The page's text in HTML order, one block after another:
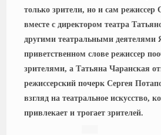
только зрители, но и сам режиссер
вместе с директором театра
другими театральными деятелями
приветственном слове режиссер
зрителями, а Татьяна Чаранская
режиссерский почерк Сергея
взгляд на театральное искусство,
привлекает и трогает зрителей.